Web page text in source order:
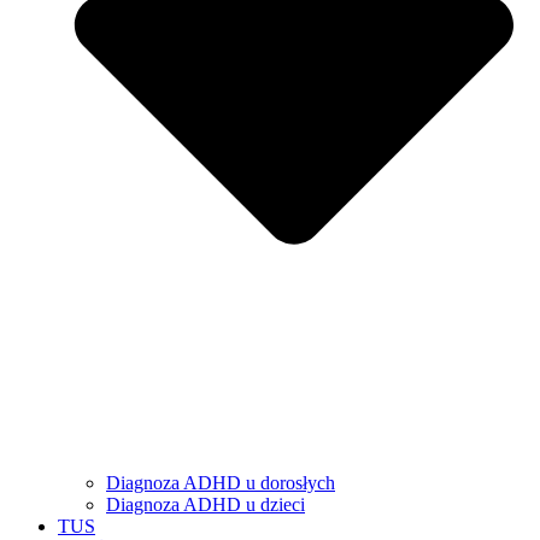
Diagnoza ADHD u dorosłych
Diagnoza ADHD u dzieci
TUS